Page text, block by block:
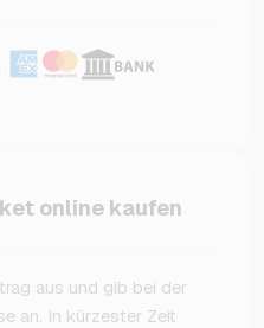
online kaufen
aus und gib bei der
an. In kürzester Zeit